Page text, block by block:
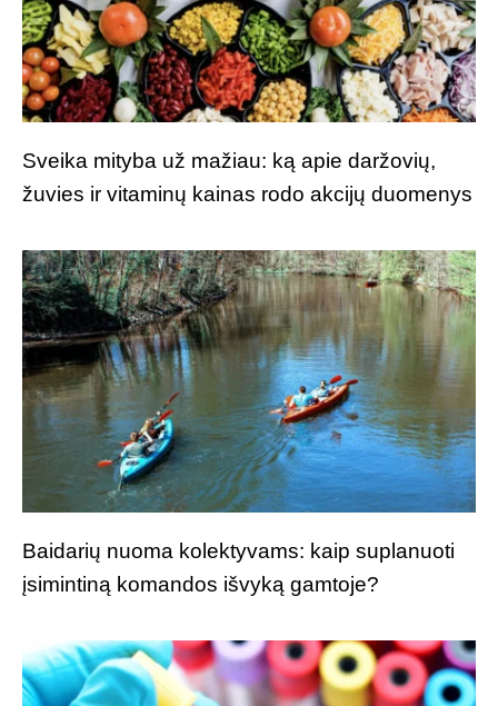
Sveika mityba už mažiau: ką apie daržovių,
žuvies ir vitaminų kainas rodo akcijų duomenys
Baidarių nuoma kolektyvams: kaip suplanuoti
įsimintiną komandos išvyką gamtoje?